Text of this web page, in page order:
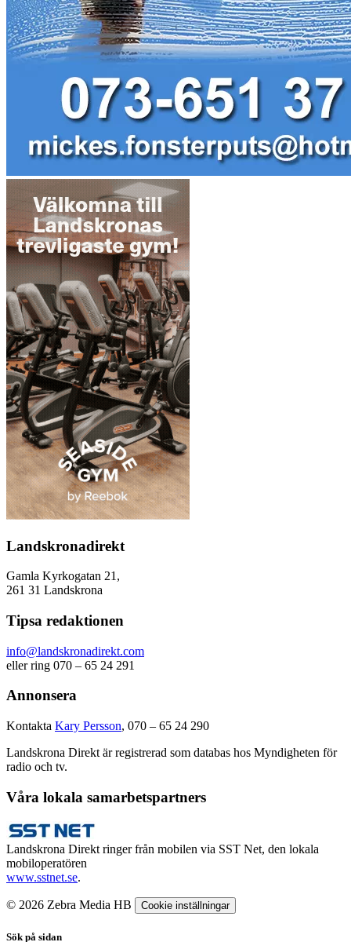
Landskronadirekt
Gamla Kyrkogatan 21,
261 31 Landskrona
Tipsa redaktionen
info@landskronadirekt.com
eller ring 070 – 65 24 291
Annonsera
Kontakta Kary Persson, 070 – 65 24 290
Landskrona Direkt är registrerad som databas hos Myndigheten för
radio och tv.
Våra lokala samarbetspartners
Landskrona Direkt ringer från mobilen via SST Net, den lokala
mobiloperatören
www.sstnet.se.
© 2026 Zebra Media HB Cookie inställningar
Sök på sidan